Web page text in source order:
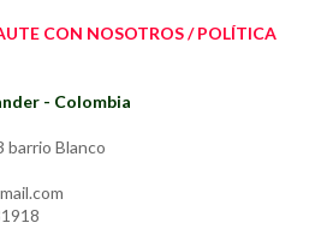
CON NOSOTROS / POLÍTICA
- Colombia
barrio Blanco